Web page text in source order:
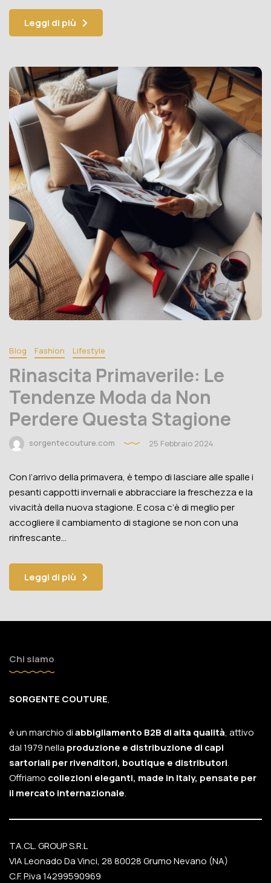
Leggi di più
Blog Fashion Lifestyle
Rinascita Primaverile: Le
Tendenze Moda da Non
Perdere Questa Stagione
sorgentecouture.com 25 Febbraio 2024
Con l’arrivo della primavera, è tempo di lasciare alle spalle i
pesanti cappotti invernali e abbracciare la freschezza e la
vivacità della nuova stagione. E cosa c’è di meglio per
accogliere il cambiamento di stagione se non con una
rinfrescante…
Leggi di più
Chi siamo
SORGENTE COUTURE,
è un marchio diabbigliamento B2B di alta qualità, attivo
dal 1979 nella produzione e distribuzione di capi
sartoriali per rivenditori, boutique e distributori.
Offriamo collezioni eleganti, made in Italy, pensate per
il mercato internazionale.
TA.CL. GROUP S.R.L
VIA Leonado Da Vinci, 28 80028 Grumo Nevano (NA)
C.F. P.iva 14299590969